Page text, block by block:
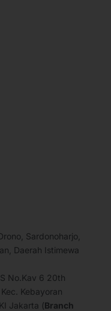
Sardonoharjo,
Daerah Istimewa
No.Kav 6 20th
Kebayoran
Jakarta (Branch